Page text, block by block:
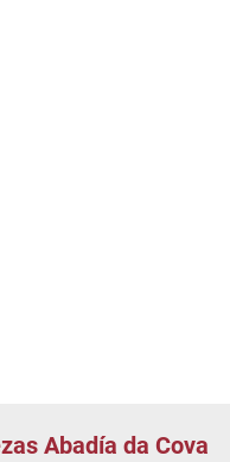
Abadía da Cova